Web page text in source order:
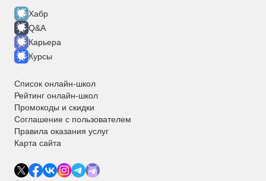
Хабр
Q&A
Карьера
Курсы
Список онлайн-школ
Рейтинг онлайн-школ
Промокоды и скидки
Соглашение с пользователем
Правила оказания услуг
Карта сайта